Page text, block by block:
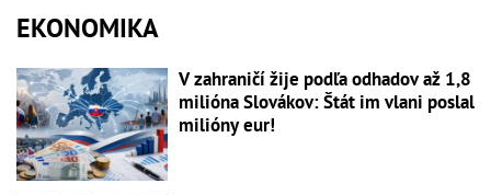
EKONOMIKA
V zahraničí žije podľa odhadov až 1,8
milióna Slovákov: Štát im vlani poslal
milióny eur!